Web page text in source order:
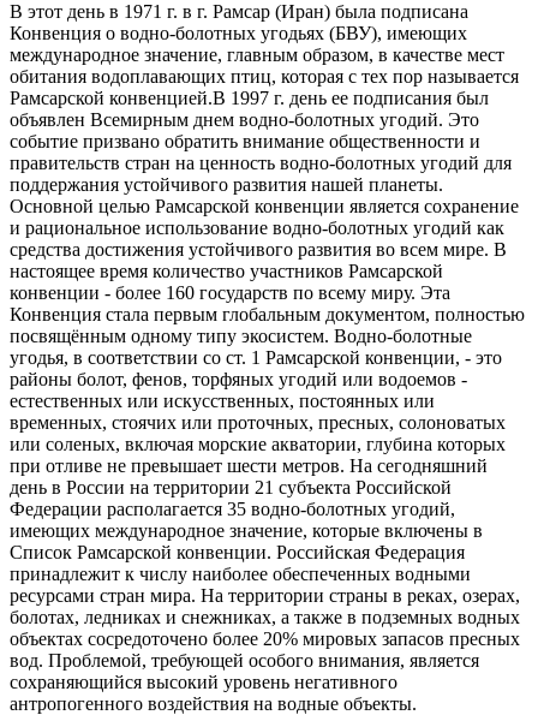
В этот день в 1971 г. в г. Рамсар (Иран) была подписана
Конвенция о водно-болотных угодьях (БВУ), имеющих
международное значение, главным образом, в качестве мест
обитания водоплавающих птиц, которая с тех пор называется
Рамсарской конвенцией.В 1997 г. день ее подписания был
объявлен Всемирным днем водно-болотных угодий. Это
событие призвано обратить внимание общественности и
правительств стран на ценность водно-болотных угодий для
поддержания устойчивого развития нашей планеты.
Основной целью Рамсарской конвенции является сохранение
и рациональное использование водно-болотных угодий как
средства достижения устойчивого развития во всем мире. В
настоящее время количество участников Рамсарской
конвенции - более 160 государств по всему миру. Эта
Конвенция стала первым глобальным документом, полностью
посвящённым одному типу экосистем. Водно-болотные
угодья, в соответствии со ст. 1 Рамсарской конвенции, - это
районы болот, фенов, торфяных угодий или водоемов -
естественных или искусственных, постоянных или
временных, стоячих или проточных, пресных, солоноватых
или соленых, включая морские акватории, глубина которых
при отливе не превышает шести метров. На сегодняшний
день в России на территории 21 субъекта Российской
Федерации располагается 35 водно-болотных угодий,
имеющих международное значение, которые включены в
Список Рамсарской конвенции. Российская Федерация
принадлежит к числу наиболее обеспеченных водными
ресурсами стран мира. На территории страны в реках, озерах,
болотах, ледниках и снежниках, а также в подземных водных
объектах сосредоточено более 20% мировых запасов пресных
вод. Проблемой, требующей особого внимания, является
сохраняющийся высокий уровень негативного
антропогенного воздействия на водные объекты.